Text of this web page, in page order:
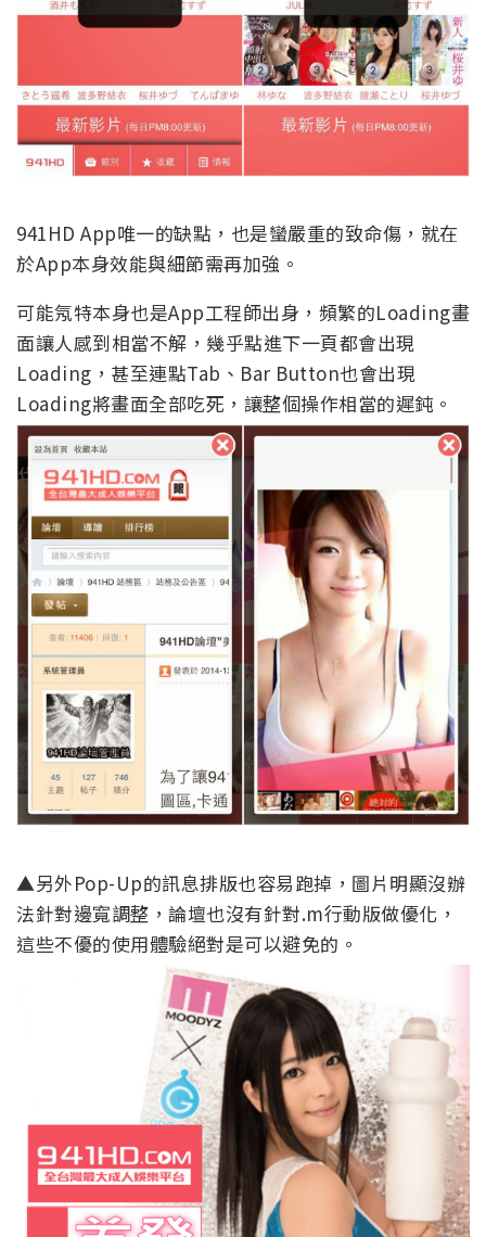
941HD App唯一的缺點，也是蠻嚴重的致命傷，就在
於App本身效能與細節需再加強。
可能氖特本身也是App工程師出身，頻繁的Loading畫
面讓人感到相當不解，幾乎點進下一頁都會出現
Loading，甚至連點Tab、Bar Button也會出現
Loading將畫面全部吃死，讓整個操作相當的遲鈍。
▲另外Pop-Up的訊息排版也容易跑掉，圖片明顯沒辦
法針對邊寬調整，論壇也沒有針對.m行動版做優化，
這些不優的使用體驗絕對是可以避免的。